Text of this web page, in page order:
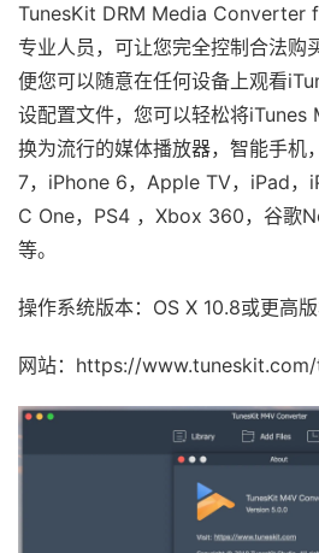
TunesKit DRM Media Converter
专业人员，可让您完全控制合法购
便您可以随意在任何设备上观看
设配置文件，您可以轻松将iTunes
换为流行的媒体播放器，智能手机
7，iPhone 6，Apple TV，iPad，
C One，PS4 ，Xbox 360，谷歌
等。
操作系统版本：OS X 10.8或更高
网站：https://